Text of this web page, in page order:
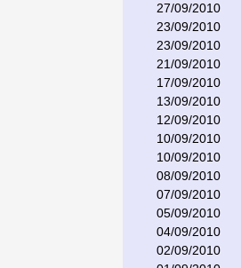
27/09/2010
23/09/2010
23/09/2010
21/09/2010
17/09/2010
13/09/2010
12/09/2010
10/09/2010
10/09/2010
08/09/2010
07/09/2010
05/09/2010
04/09/2010
02/09/2010